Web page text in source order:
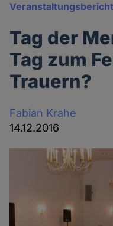
Veranstaltungsbericht
Tag der
Tag zum
Trauern?
Fabian Krahe
14.12.2016